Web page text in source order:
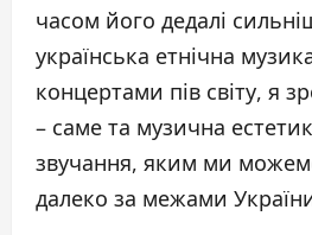
часом його дедалі
українська етнічна
концертами пів світу, я
– саме та музична
звучання, яким ми
далеко за межами